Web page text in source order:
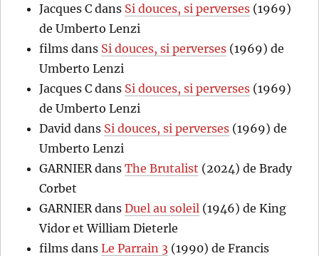
Jacques C dans Si douces, si perverses (1969)
de Umberto Lenzi
films dans Si douces, si perverses (1969) de
Umberto Lenzi
Jacques C dans Si douces, si perverses (1969)
de Umberto Lenzi
David dans Si douces, si perverses (1969) de
Umberto Lenzi
GARNIER dansThe Brutalist (2024) de Brady
Corbet
GARNIER dansDuel au soleil (1946) de King
Vidor et William Dieterle
films dansLe Parrain 3 (1990) de Francis